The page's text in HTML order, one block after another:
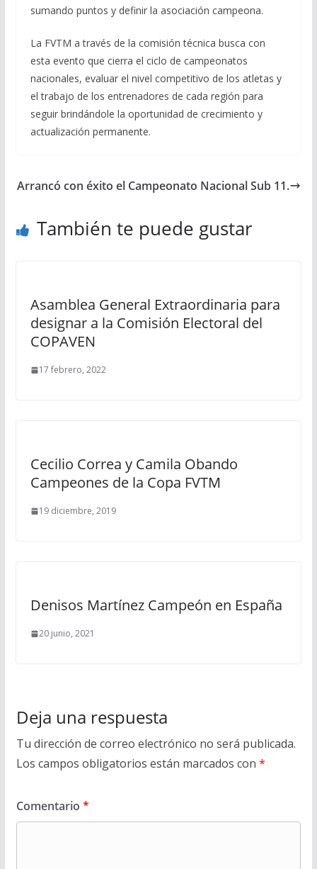
sumando puntos y definir la asociación campeona.
La FVTM a través de la comisión técnica busca con
esta evento que cierra el ciclo de campeonatos
nacionales, evaluar el nivel competitivo de los atletas y
el trabajo de los entrenadores de cada región para
seguir brindándole la oportunidad de crecimiento y
actualización permanente.
Arrancó con éxito el Campeonato Nacional Sub 11.
También te puede gustar
Asamblea General Extraordinaria para
designar a la Comisión Electoral del
COPAVEN
17 febrero, 2022
Cecilio Correa y Camila Obando
Campeones de la Copa FVTM
19 diciembre, 2019
Denisos Martínez Campeón en España
20 junio, 2021
Deja una respuesta
Tu dirección de correo electrónico no será publicada.
Los campos obligatorios están marcados con *
Comentario *